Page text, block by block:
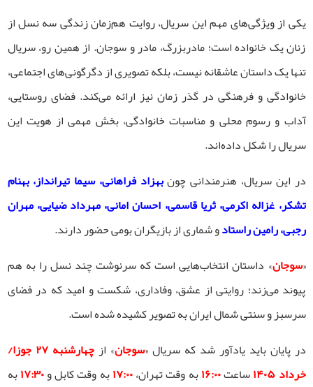
یکی از ویژگی‌های مهم این سریال، روایت هم‌زمان زندگی سه نسل از
زنان یک خانواده است؛ مادربزرگ، مادر و سوجان. از همین رو، سریال
تنها یک داستان عاشقانه نیست، بلکه تصویری از دگرگونی‌های اجتماعی،
خانوادگی و فرهنگی در گذر زمان نیز ارائه می‌کند. فضای روستایی،
آداب و رسوم محلی و مناسبات خانوادگی، بخش مهمی از هویت این
سریال را شکل داده‌اند.
در این سریال، هنرمندانی چونبهزاد فراهانی، سیما تیرانداز، بهنام
تشکر، غزاله اکرمی، ثریا قاسمی، احسان امانی، مهرداد ضیایی، مهران
رجبی، رامین راستادو شماری از بازیگران بومی حضور دارند.
«سوجان» داستان انتخاب‌هایی است که سرنوشت چند نسل را به هم
پیوند می‌زند؛ روایتی از عشق، وفاداری، شکست و امید که در فضای
سرسبز و سنتی شمال ایران به تصویر کشیده شده است.
در پایان باید یادآور شد که سریال «سوجان» از
چهارشنبه ۲۷ جوزا/
خرداد ۱۴۰۵
ساعت۱۶:۰۰ به وقت تهران،۱۷:۰۰به وقت کابل و۱۷:۳۰به